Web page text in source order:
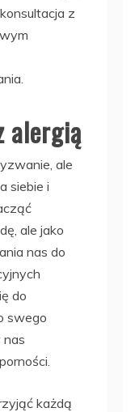
z
alergią
ale
siebie i
ale jako
nas do
do
swego
nas
każdą